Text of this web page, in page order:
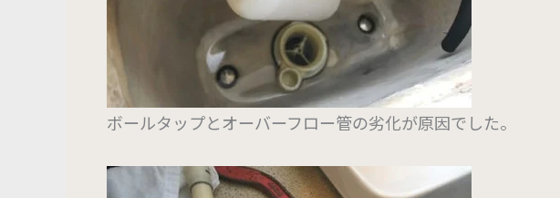
ボールタップとオーバーフロー管の劣化が原因でした。